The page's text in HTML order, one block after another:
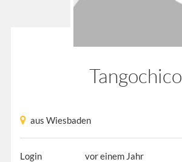
Tangochico
aus Wiesbaden
Login
vor einem Jahr